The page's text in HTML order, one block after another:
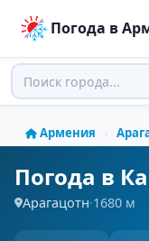
Погода в
Армения ›
Погода в
Арагацотн·1680 м